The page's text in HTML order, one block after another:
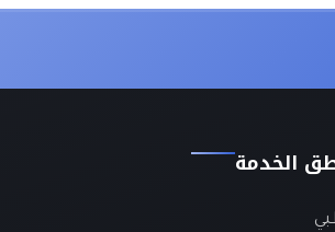
الخدمة